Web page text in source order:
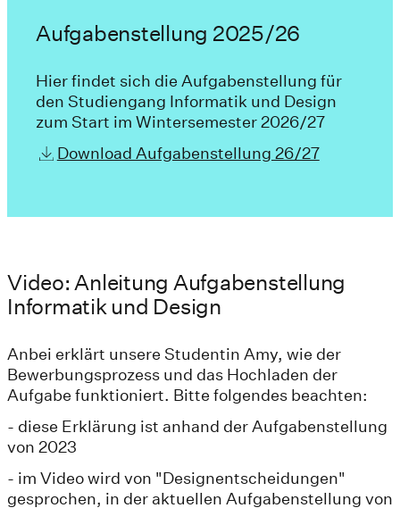
Aufgabenstellung 2025/26
Hier findet sich die Aufgabenstellung für
den Studiengang Informatik und Design
zum Start im Wintersemester 2026/27
Download Aufgabenstellung 26/27
Video: Anleitung Aufgabenstellung
Informatik und Design
Anbei erklärt unsere Studentin Amy, wie der
Bewerbungsprozess und das Hochladen der
Aufgabe funktioniert. Bitte folgendes beachten:
- diese Erklärung ist anhand der Aufgabenstellung
von 2023
- im Video wird von "Designentscheidungen"
gesprochen, in der aktuellen Aufgabenstellung von